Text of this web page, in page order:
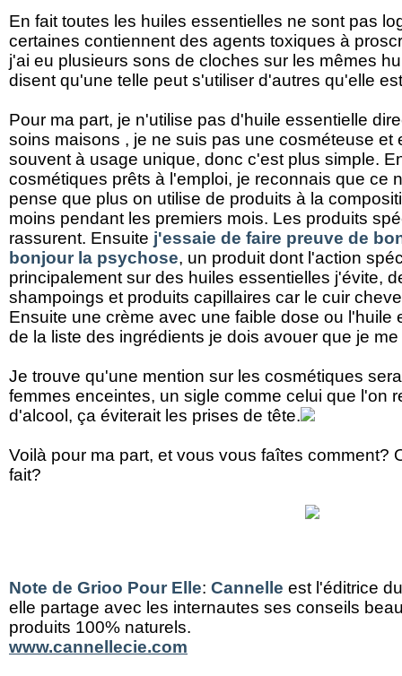
En fait toutes les huiles essentielles ne sont pas
certaines contiennent des agents toxiques à
j'ai eu plusieurs sons de cloches sur les mêmes
disent qu'une telle peut s'utiliser d'autres qu'elle
Pour ma part, je n'utilise pas d'huile essentielle
soins maisons , je ne suis pas une cosméteuse et
souvent à usage unique, donc c'est plus simple.
cosmétiques prêts à l'emploi, je reconnais que ce
pense que plus on utilise de produits à la
moins pendant les premiers mois. Les produits
rassurent. Ensuite j'essaie de faire preuve de
bonjour la psychose, un produit dont l'action
principalement sur des huiles essentielles j'évite,
shampoings et produits capillaires car le cuir
Ensuite une crème avec une faible dose ou l'huile
de la liste des ingrédients je dois avouer que je
Je trouve qu'une mention sur les cosmétiques
femmes enceintes, un sigle comme celui que l'on
d'alcool, ça éviterait les prises de tête.
Voilà pour ma part, et vous vous faîtes comment?
fait?
Note de Grioo Pour Elle: Cannelle est l'éditrice
elle partage avec les internautes ses conseils
produits 100% naturels.
www.cannellecie.com